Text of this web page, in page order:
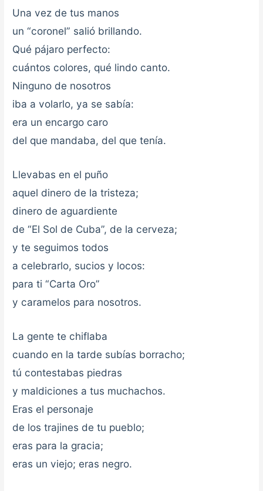
Una vez de tus manos
un “coronel” salió brillando.
Qué pájaro perfecto:
cuántos colores, qué lindo canto.
Ninguno de nosotros
iba a volarlo, ya se sabía:
era un encargo caro
del que mandaba, del que tenía.
Llevabas en el puño
aquel dinero de la tristeza;
dinero de aguardiente
de “El Sol de Cuba”, de la cerveza;
y te seguimos todos
a celebrarlo, sucios y locos:
para ti “Carta Oro”
y caramelos para nosotros.
La gente te chiflaba
cuando en la tarde subías borracho;
tú contestabas piedras
y maldiciones a tus muchachos.
Eras el personaje
de los trajines de tu pueblo;
eras para la gracia;
eras un viejo; eras negro.